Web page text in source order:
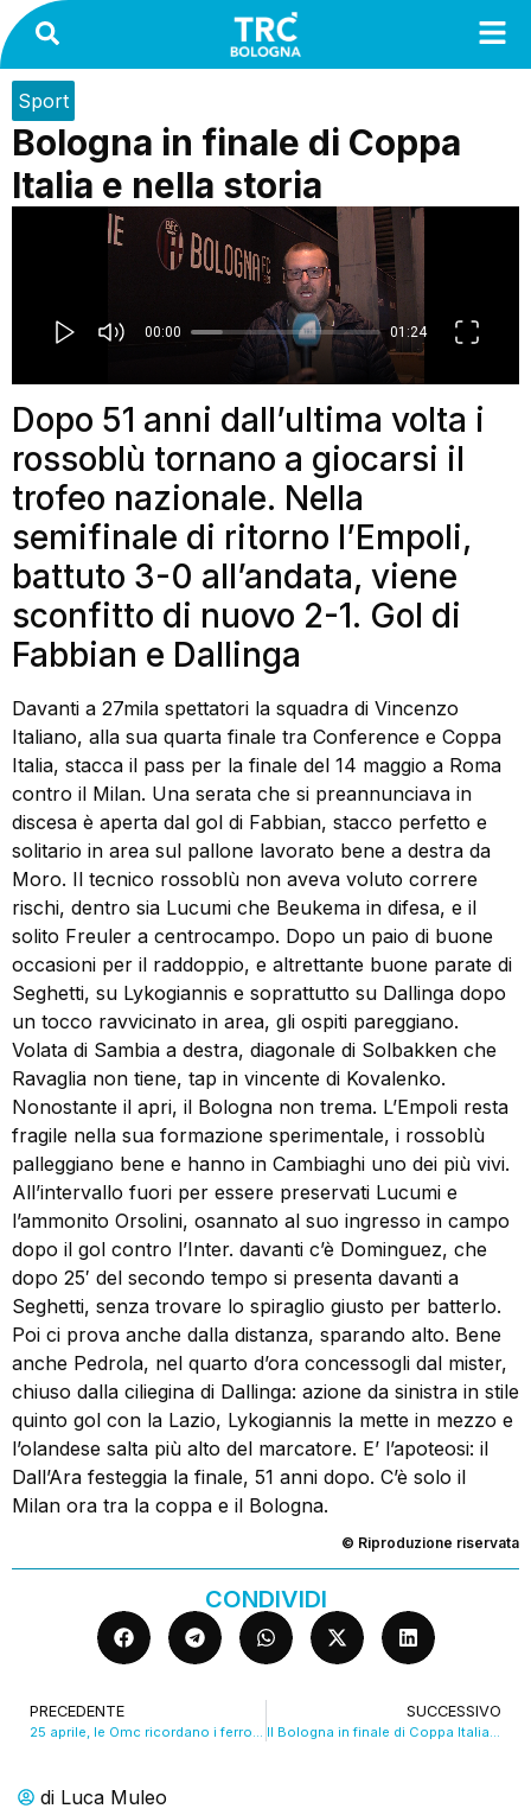
di Luca Muleo
Sport
Bologna in finale di Coppa
Italia e nella storia
Dopo 51 anni dall’ultima volta i
rossoblù tornano a giocarsi il
trofeo nazionale. Nella
semifinale di ritorno l’Empoli,
battuto 3-0 all’andata, viene
sconfitto di nuovo 2-1. Gol di
Fabbian e Dallinga
Davanti a 27mila spettatori la squadra di Vincenzo
Italiano, alla sua quarta finale tra Conference e Coppa
Italia, stacca il pass per la finale del 14 maggio a Roma
contro il Milan. Una serata che si preannunciava in
discesa è aperta dal gol di Fabbian, stacco perfetto e
solitario in area sul pallone lavorato bene a destra da
Moro. Il tecnico rossoblù non aveva voluto correre
rischi, dentro sia Lucumi che Beukema in difesa, e il
solito Freuler a centrocampo. Dopo un paio di buone
occasioni per il raddoppio, e altrettante buone parate di
Seghetti, su Lykogiannis e soprattutto su Dallinga dopo
un tocco ravvicinato in area, gli ospiti pareggiano.
Volata di Sambia a destra, diagonale di Solbakken che
Ravaglia non tiene, tap in vincente di Kovalenko.
Nonostante il apri, il Bologna non trema. L’Empoli resta
fragile nella sua formazione sperimentale, i rossoblù
palleggiano bene e hanno in Cambiaghi uno dei più vivi.
All’intervallo fuori per essere preservati Lucumi e
l’ammonito Orsolini, osannato al suo ingresso in campo
dopo il gol contro l’Inter. davanti c’è Dominguez, che
dopo 25′ del secondo tempo si presenta davanti a
Seghetti, senza trovare lo spiraglio giusto per batterlo.
Poi ci prova anche dalla distanza, sparando alto. Bene
anche Pedrola, nel quarto d’ora concessogli dal mister,
chiuso dalla ciliegina di Dallinga: azione da sinistra in stile
quinto gol con la Lazio, Lykogiannis la mette in mezzo e
l’olandese salta più alto del marcatore. E’ l’apoteosi: il
Dall’Ara festeggia la finale, 51 anni dopo. C’è solo il
Milan ora tra la coppa e il Bologna.
© Riproduzione riservata
CONDIVIDI
PRECEDENTE
25 aprile, le Omc ricordano i ferrovieri morti per la libertà. VIDEO
SUCCESSIVO
Il Bologna in finale di Coppa Italia, esplode la festa dei tifosi. VIDEO